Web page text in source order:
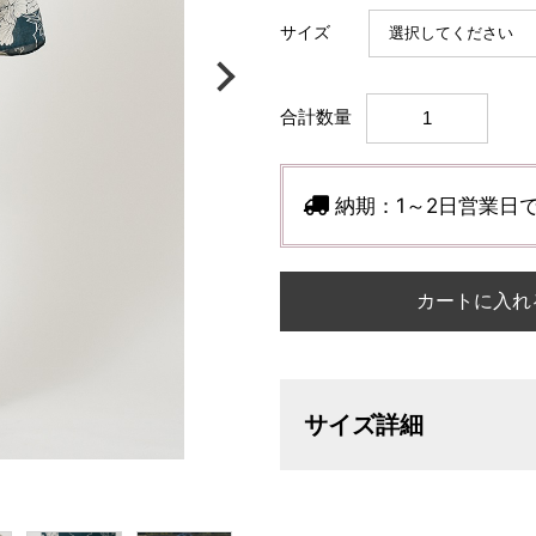
サイズ
合計数量
納期： 1～2日営業日
カートに入れ
サイズ詳細